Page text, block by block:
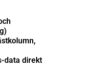
data direkt